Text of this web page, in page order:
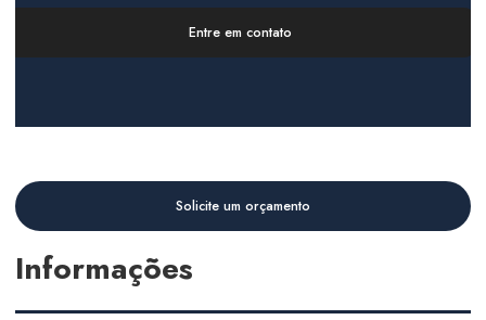
Entre em contato
Solicite um orçamento
Informações